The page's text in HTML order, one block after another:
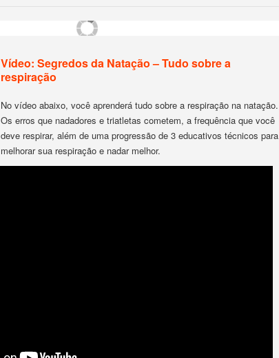
Vídeo: Segredos da Natação – Tudo sobre a
respiração
No vídeo abaixo, você aprenderá tudo sobre a respiração na natação.
Os erros que nadadores e triatletas cometem, a frequência que você
deve respirar, além de uma progressão de 3 educativos técnicos para
melhorar sua respiração e nadar melhor.